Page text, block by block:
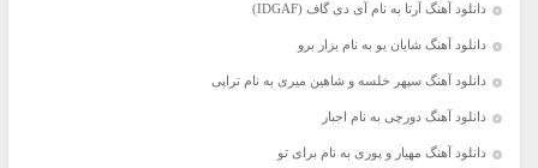
دانلود آهنگ آرتا به نام آی دی گاف (IDGAF)
دانلود آهنگ شایان یو به نام بزار برو
دانلود آهنگ سپهر خلسه و شاهین میری به نام تراپی
دانلود آهنگ دورچی به نام اجبار
دانلود آهنگ مهیار و پوری به نام برای تو